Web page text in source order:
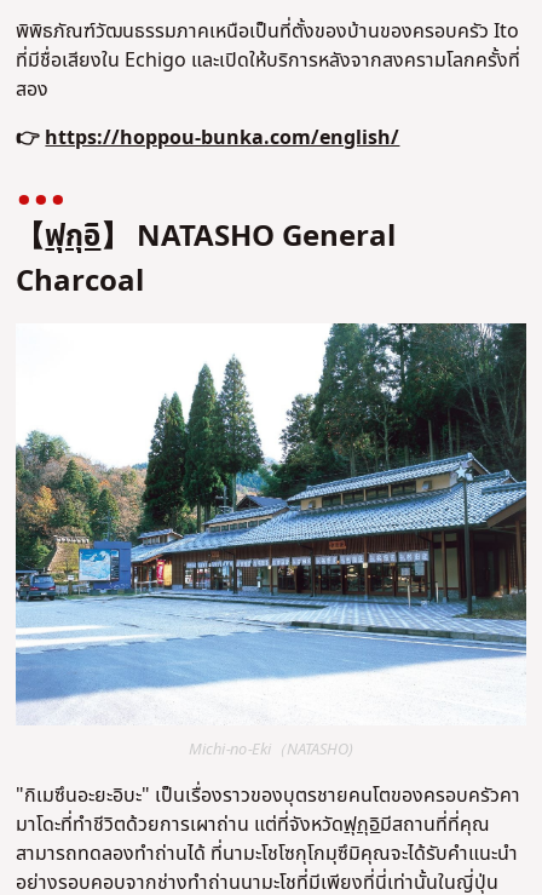
พิพิธภัณฑ์วัฒนธรรมภาคเหนือเป็นที่ตั้งของบ้านของครอบครัว Ito
ที่มีชื่อเสียงใน Echigo และเปิดให้บริการหลังจากสงครามโลกครั้งที่
สอง
👉https://hoppou-bunka.com/english/
【ฟุกุอิ】 NATASHO General
Charcoal
Michi-no-Eki（NATASHO)
"กิเมซึนอะยะอิบะ" เป็นเรื่องราวของบุตรชายคนโตของครอบครัวคา
มาโดะที่ทำชีวิตด้วยการเผาถ่าน แต่ที่จังหวัดฟุกุอิมีสถานที่ที่คุณ
สามารถทดลองทำถ่านได้ ที่นามะโชโซกุโกมุซึมิคุณจะได้รับคำแนะนำ
อย่างรอบคอบจากช่างทำถ่านนามะโชที่มีเพียงที่นี่เท่านั้นในญี่ปุ่น